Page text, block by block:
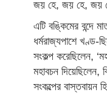
জয় হে, জয় হে, জয়
এটি বঙ্কিমের বন্দে
ধর্মরাজ্যপাশে খণ্ড-
সংকল্প করেছিলেন,
মহাবচন দিয়েছিলেন,
সংকল্পের বাস্তবায়ন